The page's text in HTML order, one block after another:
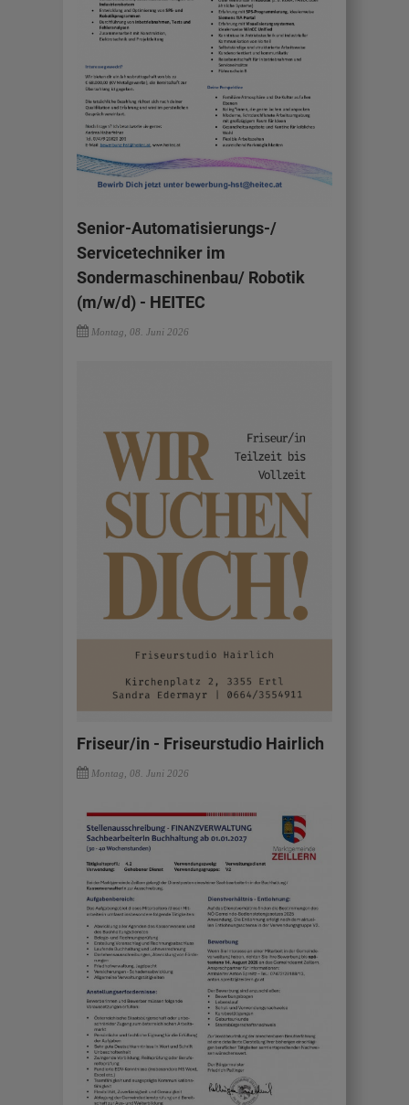
Senior-Automatisierungs-/
Servicetechniker im
Sondermaschinenbau/ Robotik
(m/w/d) - HEITEC
Montag, 08. Juni 2026
Friseur/in - Friseurstudio Hairlich
Montag, 08. Juni 2026